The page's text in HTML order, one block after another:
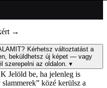
→
Kérhetsz változtatást a
beküldhetsz új képet — vagy
szerepelni az oldalon. ▾
Jelöld be, ha jelenleg is
közé kerülsz a